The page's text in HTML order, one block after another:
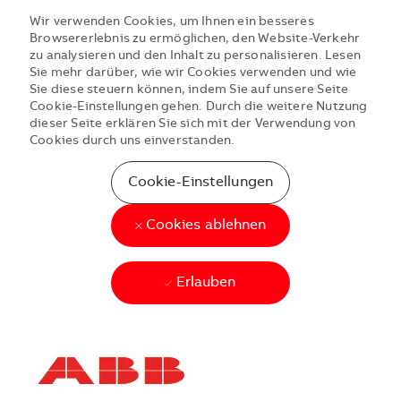
Wir verwenden Cookies, um Ihnen ein besseres
Browsererlebnis zu ermöglichen, den Website-Verkehr
zu analysieren und den Inhalt zu personalisieren. Lesen
Sie mehr darüber, wie wir Cookies verwenden und wie
Sie diese steuern können, indem Sie auf unsere Seite
Cookie-Einstellungen gehen. Durch die weitere Nutzung
dieser Seite erklären Sie sich mit der Verwendung von
Cookies durch uns einverstanden.
Cookie-Einstellungen
Cookies ablehnen
Erlauben